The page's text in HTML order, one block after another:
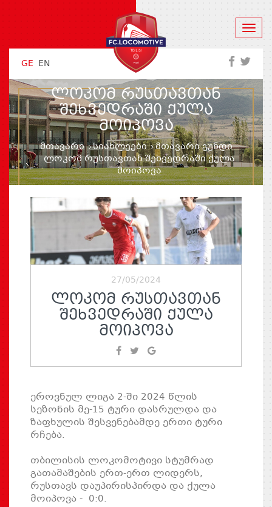
GE EN
ᲚᲝᲙᲝᲛ ᲠᲣᲡᲗᲐᲕᲗᲐᲜ
ᲨᲔᲮᲕᲔᲓᲠᲐᲨᲘ ᲥᲣᲚᲐ
ᲛᲝᲘᲞᲝᲕᲐ
მთავარი სიახლეები
მთავარი გუნდი
ლოკომ რუსთავთან შეხვედრაში ქულა
მოიპოვა
27/05/2024
ᲚᲝᲙᲝᲛ ᲠᲣᲡᲗᲐᲕᲗᲐᲜ
ᲨᲔᲮᲕᲔᲓᲠᲐᲨᲘ ᲥᲣᲚᲐ
ᲛᲝᲘᲞᲝᲕᲐ
ეროვნულ ლიგა 2-ში 2024 წლის
სეზონის მე-15 ტური დასრულდა და
ზაფხულის შესვენებამდე ერთი ტური
რჩება.
თბილისის ლოკომოტივი სტუმრად
გათამაშების ერთ-ერთ ლიდერს,
რუსთავს დაუპირისპირდა და ქულა
მოიპოვა - 0:0.